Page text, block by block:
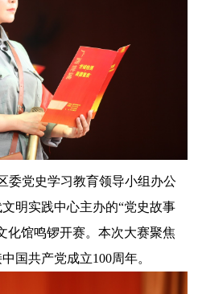
委党史学习教育领导小组办公
明实践中心主办的“党史故事
化馆鸣锣开赛。本次大赛聚焦
国共产党成立100周年。